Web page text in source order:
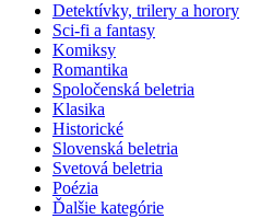
Detektívky, trilery a horory
Sci-fi a fantasy
Komiksy
Romantika
Spoločenská beletria
Klasika
Historické
Slovenská beletria
Svetová beletria
Poézia
Ďalšie kategórie